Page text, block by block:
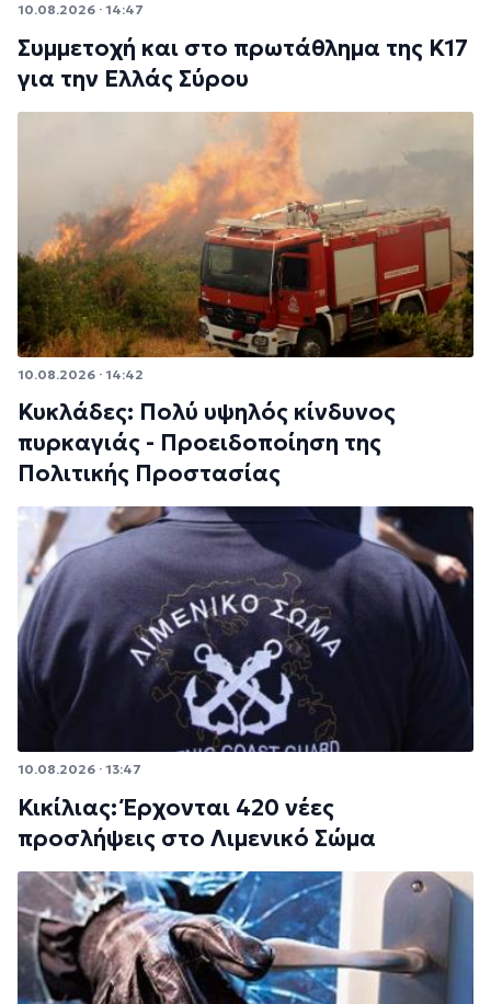
10.08.2026 · 14:47
Συμμετοχή και στο πρωτάθλημα της Κ17
για την Ελλάς Σύρου
10.08.2026 · 14:42
Κυκλάδες: Πολύ υψηλός κίνδυνος
πυρκαγιάς - Προειδοποίηση της
Πολιτικής Προστασίας
10.08.2026 · 13:47
Κικίλιας: Έρχονται 420 νέες
προσλήψεις στο Λιμενικό Σώμα